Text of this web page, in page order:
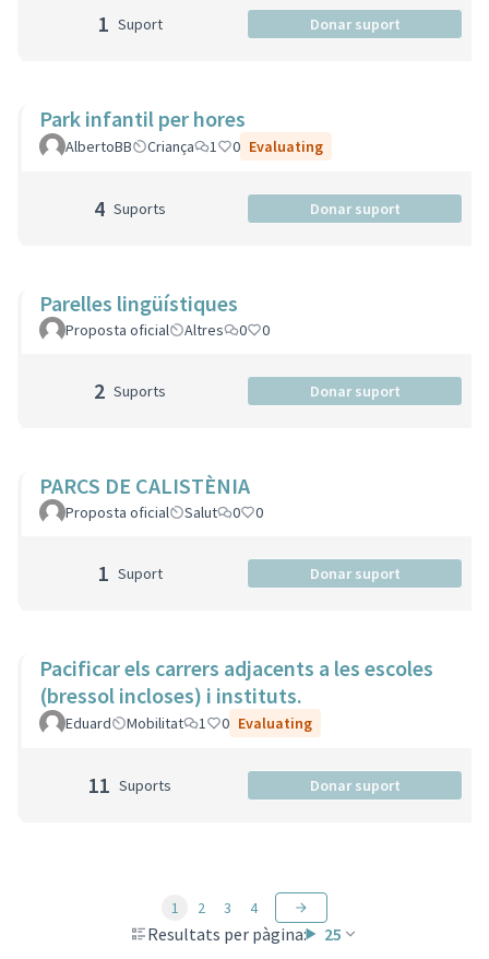
1 Suport Donar suport
Park infantil per hores
AlbertoBB Criança 1 0 Evaluating
4 Suports Donar suport
Parelles lingüístiques
Proposta oficial Altres 0 0
2 Suports Donar suport
PARCS DE CALISTÈNIA
Proposta oficial Salut 0 0
1 Suport Donar suport
Pacificar els carrers adjacents a les escoles
(bressol incloses) i instituts.
Eduard Mobilitat 1 0 Evaluating
11 Suports Donar suport
Resultats per pàgina: 25
1 2 3 4